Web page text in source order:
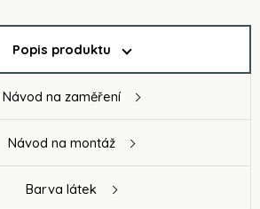
Popis produktu
Návod na zaměření
Návod na montáž
Barva látek